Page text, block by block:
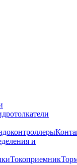
и
Токоприемник